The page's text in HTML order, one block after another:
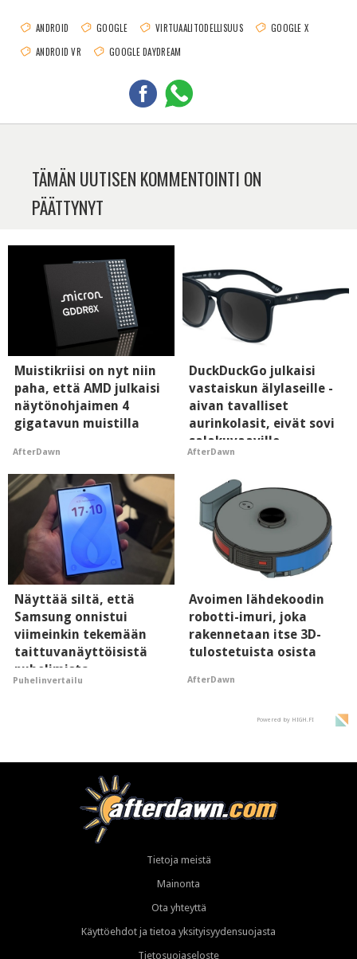
ANDROID GOOGLE VIRTUAALITODELLISUUS
GOOGLE X
ANDROID VR
GOOGLE DAYDREAM
TÄMÄN UUTISEN KOMMENTOINTI ON
PÄÄTTYNYT
Muistikriisi on nyt niin
paha, että AMD julkaisi
näytönohjaimen 4
gigatavun muistilla
AfterDawn
DuckDuckGo julkaisi
vastaiskun älylaseille -
aivan tavalliset
aurinkolasit, eivät sovi
salakuvaaville
hyypiöille
AfterDawn
Näyttää siltä, että
Samsung onnistui
viimeinkin tekemään
taittuvanäyttöisistä
puhelimista
supersuosittuja
Puhelinvertailu
Avoimen lähdekoodin
robotti-imuri, joka
rakennetaan itse 3D-
tulostetuista osista
AfterDawn
Powered by HIGH.FI
Tietoja meistä
Mainonta
Ota yhteyttä
Käyttöehdot ja tietoa yksityisyydensuojasta
Tietosuojaseloste